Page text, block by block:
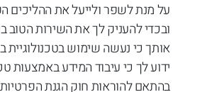
על מנת לשפר ולייעל את ההליכים
ובכדי להעניק לך את השירות הטוב
אותך כי נעשה שימוש בטכנולוגיית
ידוע לך כי עיבוד המידע באמצעות